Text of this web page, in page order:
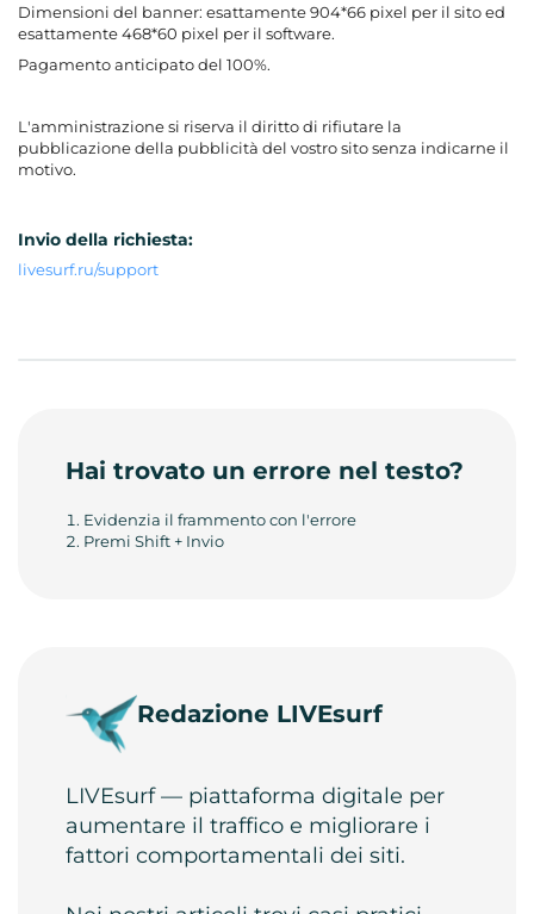
Dimensioni del banner: esattamente 904*66 pixel per il sito ed
esattamente 468*60 pixel per il software.
Pagamento anticipato del 100%.
L'amministrazione si riserva il diritto di rifiutare la
pubblicazione della pubblicità del vostro sito senza indicarne il
motivo.
Invio della richiesta:
livesurf.ru/support
Hai trovato un errore nel testo?
Evidenzia il frammento con l'errore
Premi Shift + Invio
Redazione LIVEsurf
LIVEsurf — piattaforma digitale per
aumentare il traffico e migliorare i
fattori comportamentali dei siti.